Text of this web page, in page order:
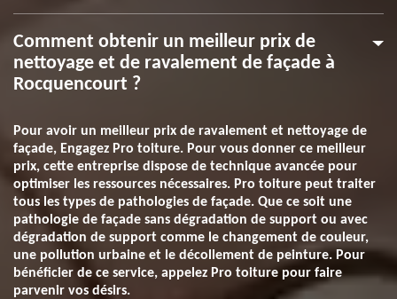
Comment obtenir un meilleur prix de
nettoyage et de ravalement de façade à
Rocquencourt ?
Pour avoir un meilleur prix de ravalement et nettoyage de
façade, Engagez Pro toiture. Pour vous donner ce meilleur
prix, cette entreprise dispose de technique avancée pour
optimiser les ressources nécessaires. Pro toiture peut traiter
tous les types de pathologies de façade. Que ce soit une
pathologie de façade sans dégradation de support ou avec
dégradation de support comme le changement de couleur,
une pollution urbaine et le décollement de peinture. Pour
bénéficier de ce service, appelez Pro toiture pour faire
parvenir vos désirs.